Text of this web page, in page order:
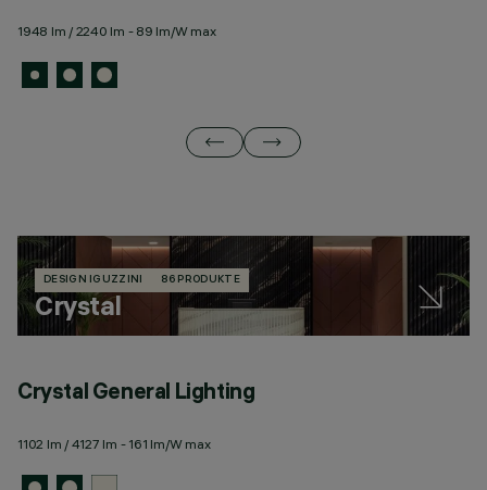
1948 lm / 2240 lm - 89 lm/W max
DESIGN IGUZZINI 86 PRODUKTE
Crystal
Crystal General Lighting
1102 lm / 4127 lm - 161 lm/W max